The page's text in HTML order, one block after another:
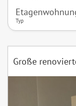
Typ
Große